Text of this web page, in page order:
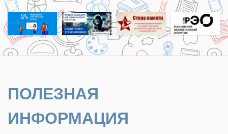
ПОЛЕЗНАЯ
ИНФОРМАЦИЯ